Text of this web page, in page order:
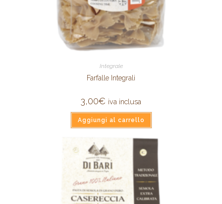
Integrale
Farfalle Integrali
3,00€ iva inclusa
Aggiungi al carrello